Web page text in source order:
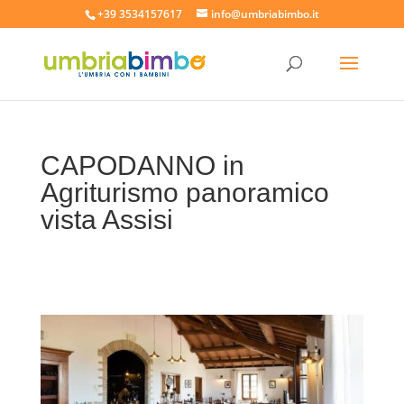
+39 3534157617 info@umbriabimbo.it
CAPODANNO in
Agriturismo panoramico
vista Assisi